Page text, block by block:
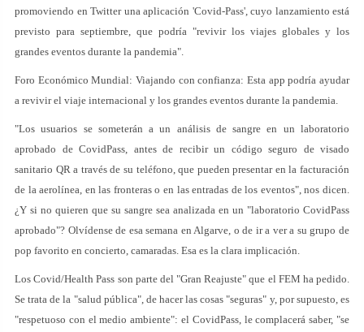
promoviendo en Twitter una aplicación 'Covid-Pass', cuyo lanzamiento está
previsto para septiembre, que podría "revivir los viajes globales y los
grandes eventos durante la pandemia".
Foro Económico Mundial: Viajando con confianza: Esta app podría ayudar
a revivir el viaje internacional y los grandes eventos durante la pandemia.
"Los usuarios se someterán a un análisis de sangre en un laboratorio
aprobado de CovidPass, antes de recibir un código seguro de visado
sanitario QR a través de su teléfono, que pueden presentar en la facturación
de la aerolínea, en las fronteras o en las entradas de los eventos", nos dicen.
¿Y si no quieren que su sangre sea analizada en un "laboratorio CovidPass
aprobado"? Olvídense de esa semana en Algarve, o de ir a ver a su grupo de
pop favorito en concierto, camaradas. Esa es la clara implicación.
Los Covid/Health Pass son parte del "Gran Reajuste" que el FEM ha pedido.
Se trata de la "salud pública", de hacer las cosas "seguras" y, por supuesto, es
"respetuoso con el medio ambiente": el CovidPass, le complacerá saber, "se